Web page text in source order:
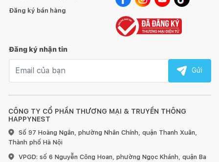
17 cấp độ gia nhiệt hoàn hảo của Bếp từ Bosch PXX975DC1E
PowerBoost: Gia nhiệt nhanh
Chức năng Power Booster trên bếp từ
Bosch PXX975DC1E giúp tăng thêm lượng nhiệt cho vùng nấu.
với nấu thông thường. Giúp phục vụ bữa ăn của bạn một cách
nhanh chóng và hoàn hảo hơn.
CÔNG TY CỔ PHẦN THƯƠNG MẠI & TRUYỀN THÔNG
HAPPYNEST
Số 97 Hoàng Ngân, phường Nhân Chính, quận Thanh Xuân,
Thành phố Hà Nội
VPGD: số 6 Nguyễn Công Hoan, phường Ngọc Khánh, quận Ba
Đăng ký bán hàng
Đăng ký nhận tin
Gửi